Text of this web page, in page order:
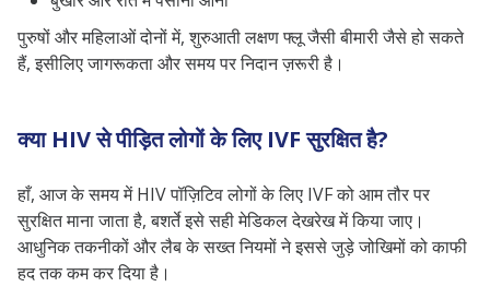
पुरुषों और महिलाओं दोनों में, शुरुआती लक्षण फ्लू जैसी बीमारी जैसे हो सकते
हैं, इसीलिए जागरूकता और समय पर निदान ज़रूरी है।
क्या HIV से पीड़ित लोगों के लिए IVF सुरक्षित है?
हाँ, आज के समय में HIV पॉज़िटिव लोगों के लिए IVF को आम तौर पर
सुरक्षित माना जाता है, बशर्ते इसे सही मेडिकल देखरेख में किया जाए।
आधुनिक तकनीकों और लैब के सख्त नियमों ने इससे जुड़े जोखिमों को काफी
हद तक कम कर दिया है।